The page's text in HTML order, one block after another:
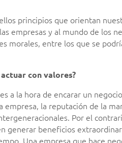
principios que orientan
empresas y al mundo de los
morales, entre los que se
con valores?
a la hora de encarar un
empresa, la reputación de la
Por el
generar beneficios
Una empresa que hace